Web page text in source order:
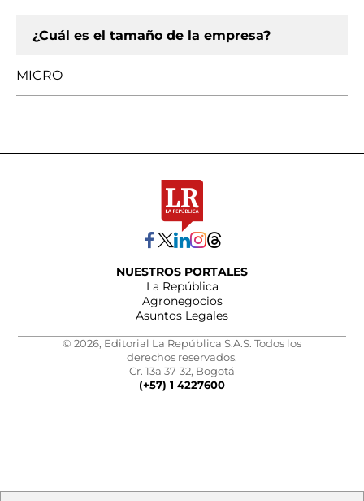
¿Cuál es el tamaño de la empresa?
MICRO
NUESTROS PORTALES
La República
Agronegocios
Asuntos Legales
© 2026, Editorial La República S.A.S. Todos los
derechos reservados.
Cr. 13a 37-32, Bogotá
(+57) 1 4227600